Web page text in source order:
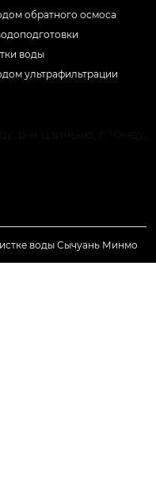
обратного осмоса
воды
ультрафильтрации
воды Сычуань Минмо